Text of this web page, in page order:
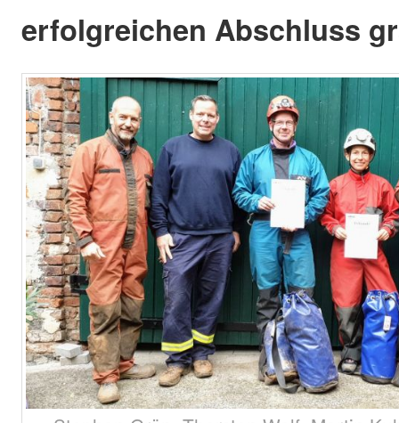
erfolgreichen Abschluss